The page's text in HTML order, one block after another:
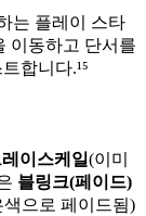
는 플레이 스타
이동하고 단서를
합니다.¹⁵
이스케일(이미
블링크(페이드)
으로 페이드됨)